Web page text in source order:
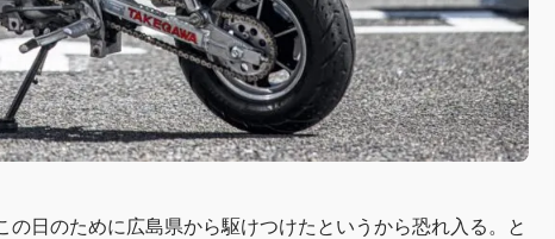
日のために広島県から駆けつけたというから恐れ入る。と